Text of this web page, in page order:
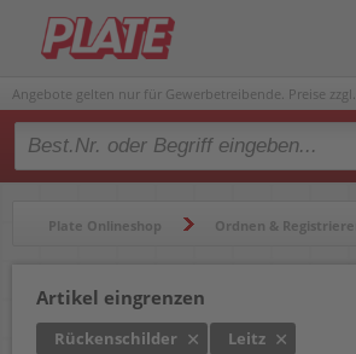
Angebote gelten nur für Gewerbetreibende. Preise
Type 2 or more characters for results.
Plate Onlineshop Ordnen &
Artikel eingrenzen
Rückenschilder Leitz